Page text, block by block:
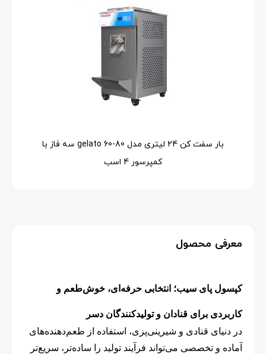
بار سفت کن 24 لیتری مدل 80-60 gelato سه فاز با
کمپرسور 4 اسب
معرفی محصول
کپسول پای سیب؛ انتخابی حرفه‌ای، خوش‌طعم و
کاربردی برای قنادان و تولیدکنندگان دسر
در دنیای قنادی و شیرینی‌پزی، استفاده از طعم‌دهنده‌های
آماده و تخصصی می‌تواند فرآیند تولید را ساده‌تر، سریع‌تر